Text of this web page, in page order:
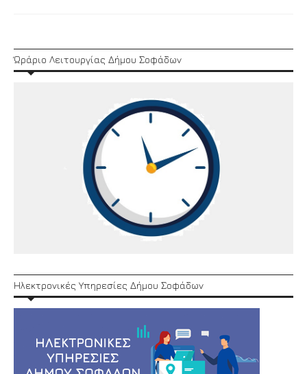
Ώράριο Λειτουργίας Δήμου Σοφάδων
Ηλεκτρονικές Υπηρεσίες Δήμου Σοφάδων